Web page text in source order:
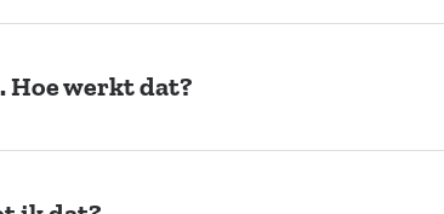
Hoe werkt dat?